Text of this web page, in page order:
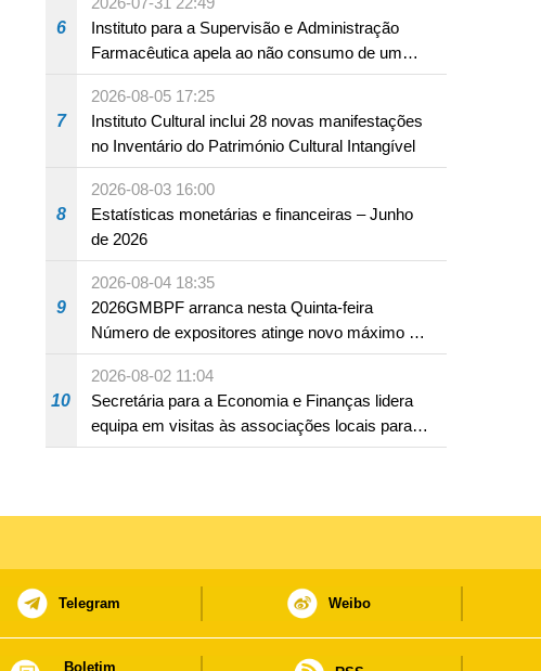
6
Instituto para a Supervisão e Administração
Farmacêutica apela ao não consumo de um
produto com substâncias medicamentosas
ocidentais
7
2026-08-05 17:25
Instituto Cultural inclui 28 novas manifestações
no Inventário do Património Cultural Intangível
8
2026-08-03 16:00
Estatísticas monetárias e financeiras – Junho
de 2026
9
2026-08-04 18:35
2026GMBPF arranca nesta Quinta-feira
Número de expositores atinge novo máximo em
18 anos
10
2026-08-02 11:04
Secretária para a Economia e Finanças lidera
equipa em visitas às associações locais para
consolidar consensos e promover os trabalhos
Telegram Weibo
Boletim